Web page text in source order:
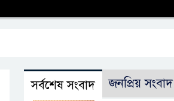
সর্বশেষ সংবাদ জনপ্রিয় সংবাদ